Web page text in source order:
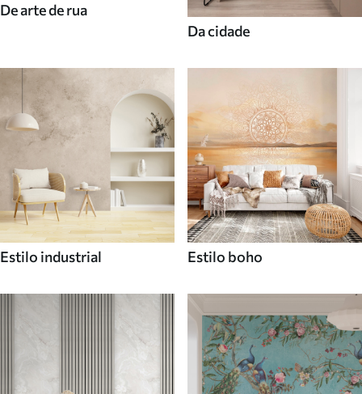
De arte de rua
Da cidade
Estilo industrial Estilo boho